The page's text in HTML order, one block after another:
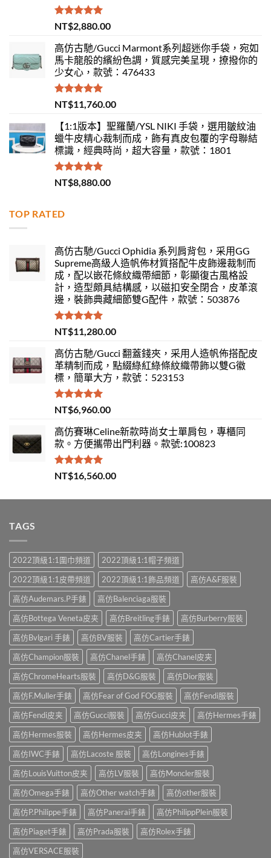
評分 5.00
滿分 5
NT$2,880.00
高仿古馳/Gucci Marmont系列超迷你手袋，宛如
馬卡龍般的繽紛色調，質感完美呈現，撩撥你的
少女心，款號：476433
評分5.00
滿分 5
NT$11,760.00
【1:1版本】聖羅蘭/YSL NIKI 手袋，選用皺紋油
蠟牛皮精心裁制而成，飾有真皮包覆的字母聯結
標識，經典時尚，超大容量，款號：1801
評分 5.00
滿分 5
NT$8,880.00
TOP RATED
高仿古馳/Gucci Ophidia 系列肩背包，采用GG
Supreme高級人造帆佈材質搭配牛皮飾邊裁制而
成，配以嵌花條紋織帶細節，彰顯復古風格設
計，造型頗具結構感，以磁扣安全閉合，皮革滾
邊，裝飾典藏細節雙G配件，款號：503876
評分5.00
滿分 5
NT$11,280.00
高仿古馳/Gucci 翻蓋錢夾，采用人造帆佈搭配皮
革精制而成，點綴綠紅綠條紋織帶飾以雙G徽
標，簡單大方，款號：523153
評分 5.00
滿分 5
NT$6,960.00
高仿賽琳Celine新款時尚女士單肩包，專櫃同
款。方便攜帶出門利器。款號:100823
評分5.00
滿分 5
NT$16,560.00
TAGS
2022頂級1:1圍巾頻道
2022頂級1:1帽子頻道
2022頂級1:1皮帶頻道
2022頂級1:1飾品頻道
高仿A&F服裝
高仿Audemars.P手錶
高仿Balenciaga服裝
高仿Bottega Veneta皮夹
高仿Breitling手錶
高仿Burberry服裝
高仿Bvlgari 手錶
高仿BV服裝
高仿Cartier手錶
高仿Champion服裝
高仿Chanel手錶
高仿Chanel皮夹
高仿ChromeHearts服裝
高仿D&G服裝
高仿Dior服裝
高仿F.Muller手錶
高仿Fear of God FOG服裝
高仿Fendi服裝
高仿Fendi皮夹
高仿Gucci服裝 高仿Gucci皮夹
高仿Hermes手錶
高仿Hermes服裝
高仿Hermes皮夹
高仿Hublot手錶
高仿IWC手錶
高仿Lacoste 服裝
高仿Longines手錶
高仿LouisVuitton皮夹
高仿LV服裝
高仿Moncler服裝
高仿Omega手錶
高仿Other watch手錶
高仿other服裝
高仿P.Philippe手錶
高仿Panerai手錶
高仿PhilippPlein服裝
高仿Piaget手錶
高仿Prada服裝
高仿Rolex手錶
高仿VERSACE服裝